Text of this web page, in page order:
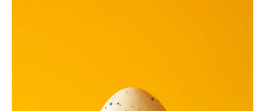
Aby nasza
strona